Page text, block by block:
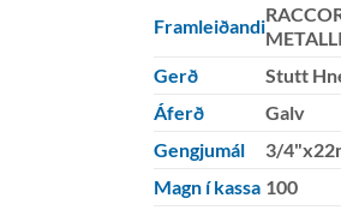
Framleiðandi
Gerð
Stutt
Áferð
Galv
Gengjumál
3/
Magn í kassa 100